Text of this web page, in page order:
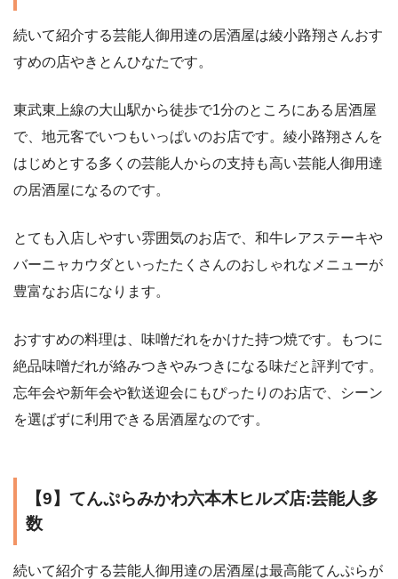
続いて紹介する芸能人御用達の居酒屋は綾小路翔さんおす
すめの店やきとんひなたです。
東武東上線の大山駅から徒歩で1分のところにある居酒屋
で、地元客でいつもいっぱいのお店です。綾小路翔さんを
はじめとする多くの芸能人からの支持も高い芸能人御用達
の居酒屋になるのです。
とても入店しやすい雰囲気のお店で、和牛レアステーキや
バーニャカウダといったたくさんのおしゃれなメニューが
豊富なお店になります。
おすすめの料理は、味噌だれをかけた持つ焼です。もつに
絶品味噌だれが絡みつきやみつきになる味だと評判です。
忘年会や新年会や歓送迎会にもぴったりのお店で、シーン
を選ばずに利用できる居酒屋なのです。
【9】てんぷらみかわ六本木ヒルズ店:芸能人多
数
続いて紹介する芸能人御用達の居酒屋は最高能てんぷらが